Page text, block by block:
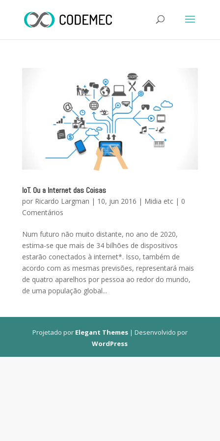
IoT. Ou a Internet das Coisas
por Ricardo Largman | 10, jun 2016 | Midia etc| 0
Comentários
Num futuro não muito distante, no ano de 2020,
estima-se que mais de 34 bilhões de dispositivos
estarão conectados à internet*. Isso, também de
acordo com as mesmas previsões, representará mais
de quatro aparelhos por pessoa ao redor do mundo,
de uma população global...
Projetado por Elegant Themes| Desenvolvido por
WordPress